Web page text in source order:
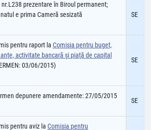
nr.L238 prezentare în Biroul permanent;
e prima Cameră sesizată
SE
pentru raport la Comisia pentru buget,
activitate bancară şi piaţă de capital
03/06/2015)
SE
depunere amendamente: 27/05/2015
SE
pentru aviz la Comisia pentru